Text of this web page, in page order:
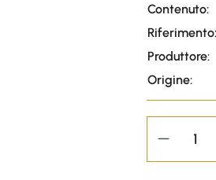
Contenuto:
Riferimento:
Produttore:
Origine: